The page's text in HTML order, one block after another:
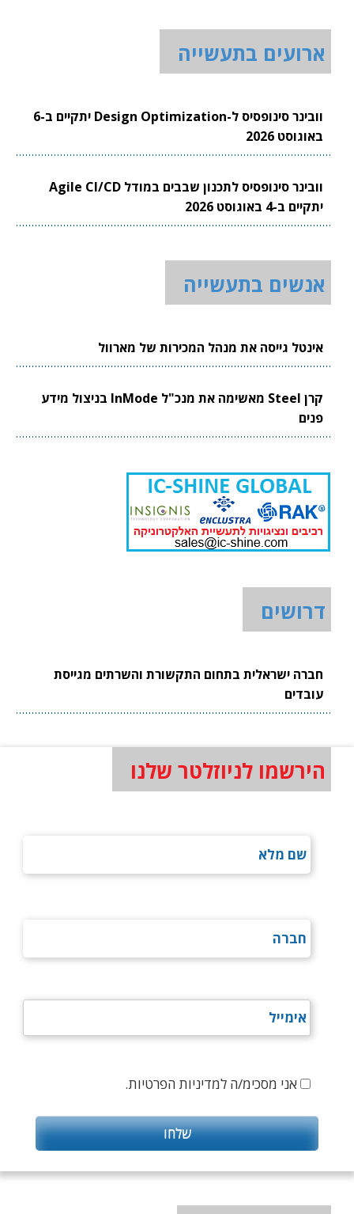
ארועים בתעשייה
וובינר סינופסיס ל-Design Optimization יתקיים ב-6
באוגוסט 2026
וובינר סינופסיס לתכנון שבבים במודל Agile CI/CD
יתקיים ב-4 באוגוסט 2026
אנשים בתעשייה
אינטל גייסה את מנהל המכירות של מארוול
קרן Steel מאשימה את מנכ"ל InMode בניצול מידע
פנים
דרושים
חברה ישראלית בתחום התקשורת והשרתים מגייסת
עובדים
הירשמו לניוזלטר שלנו
אני מסכימ/ה למדיניות הפרטיות.